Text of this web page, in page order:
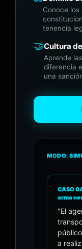
Conoce
tenencia
🤝Cultura
Aprende
diferencia
una
MODO:
CASO
arma
"El
a